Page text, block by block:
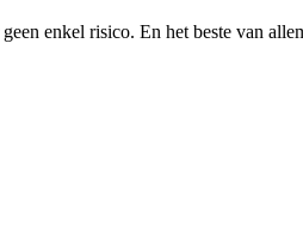
enkel risico. En het beste van